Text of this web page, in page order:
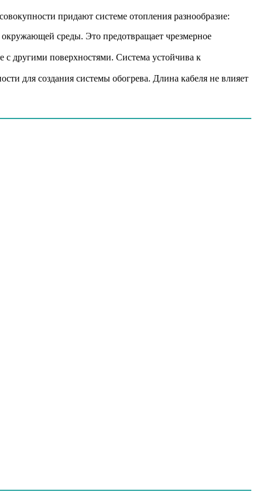
придают системе отопления разнообразие:
среды. Это предотвращает чрезмерное
с другими поверхностями. Система устойчива к
для создания системы обогрева. Длина кабеля не влияет